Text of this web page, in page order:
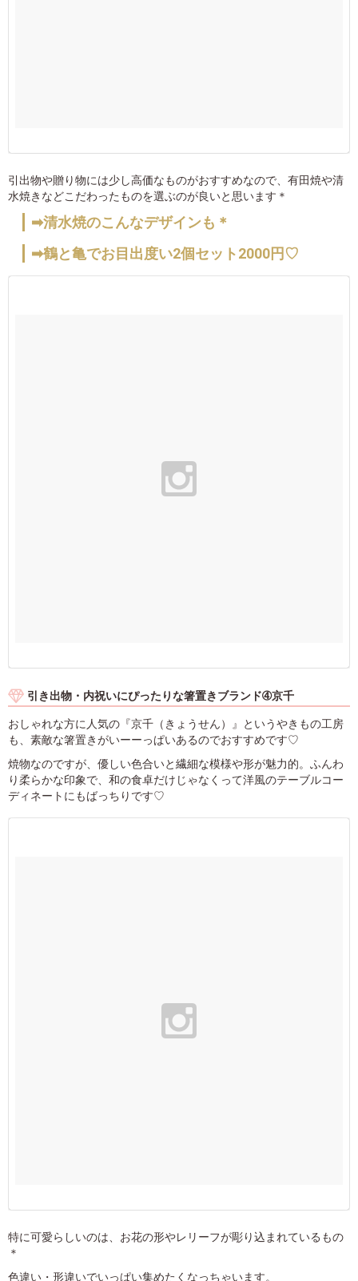
引出物や贈り物には少し高価なものがおすすめなので、有田焼や清
水焼きなどこだわったものを選ぶのが良いと思います＊
➡清水焼のこんなデザインも＊
➡鶴と亀でお目出度い2個セット2000円♡
引き出物・内祝いにぴったりな箸置きブランド➃京千
おしゃれな方に人気の『京千（きょうせん）』というやきもの工房
も、素敵な箸置きがいーーっぱいあるのでおすすめです♡
焼物なのですが、優しい色合いと繊細な模様や形が魅力的。ふんわ
り柔らかな印象で、和の食卓だけじゃなくって洋風のテーブルコー
ディネートにもばっちりです♡
特に可愛らしいのは、お花の形やレリーフが彫り込まれているもの
＊
色違い・形違いでいっぱい集めたくなっちゃいます。